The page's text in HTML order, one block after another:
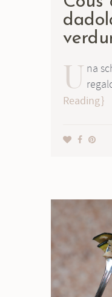
U na
Reading